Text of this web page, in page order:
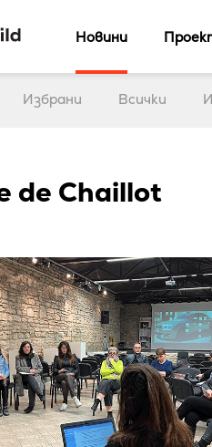
Новини
Избрани Всички
de Chaillot